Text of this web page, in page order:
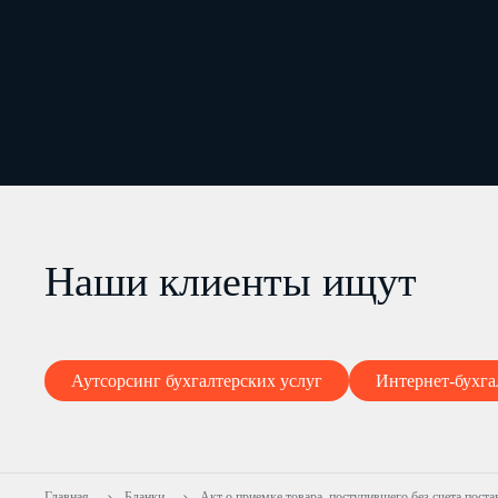
Наши клиенты ищут
Аутсорсинг бухгалтерских услуг Интернет-